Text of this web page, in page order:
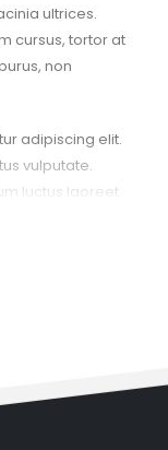
ultrices.
cursus, tortor at
non
adipiscing elit.
vulputate.
luctus laoreet
cursus, tortor at